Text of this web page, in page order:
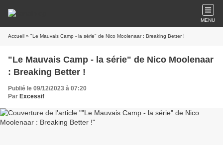
MENU
Accueil » "Le Mauvais Camp - la série" de Nico Moolenaar : Breaking Better !
"Le Mauvais Camp - la série" de Nico Moolenaar
: Breaking Better !
Publié le 09/12/2023 à 07:20
Par Excessif